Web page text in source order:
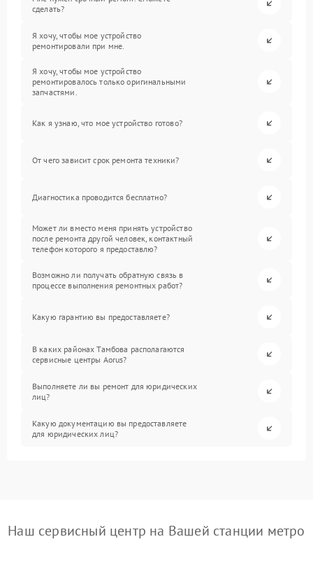
сделать?
Я хочу, чтобы мое устройство
ремонтировали при мне.
Я хочу, чтобы мое устройство
ремонтировалось только оригинальными
запчастями.
Как я узнаю, что мое устройство готово?
От чего зависит срок ремонта техники?
Диагностика проводится бесплатно?
Может ли вместо меня принять устройство
после ремонта другой человек, контактный
телефон которого я предоставлю?
Возможно ли получать обратную связь в
процессе выполнения ремонтных работ?
Какую гарантию вы предоставляете?
В каких районах Тамбова располагаются
сервисные центры Aorus?
Выполняете ли вы ремонт для юридических
лиц?
Какую документацию вы предоставляете
для юридических лиц?
Наш сервисный центр на Вашей станции метро